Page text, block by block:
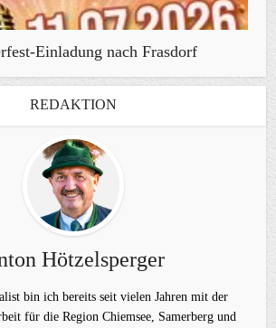
Einladung nach Frasdorf
REDAKTION
Hötzelsperger
bin ich bereits seit vielen Jahren mit der
für die Region Chiemsee, Samerberg und